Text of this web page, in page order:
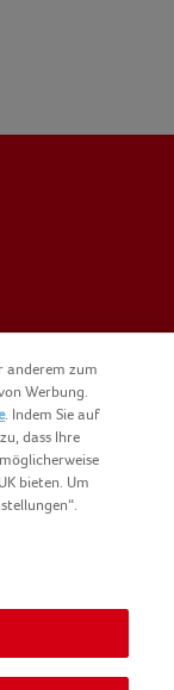
anderem zum
Werbung.
. Indem Sie auf
dass Ihre
bieten. Um